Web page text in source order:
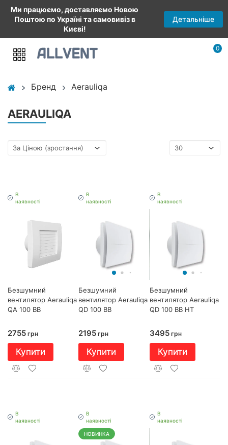
Ми працюємо, доставляємо Новою
Поштою по Україні та самовивіз в
Києві!
Детальніше
0
Бренд Aerauliqa
AERAULIQA
В
наявності
Безшумний
вентилятор Aerauliqa
QA 100 BB
2755 грн
Купити
В
наявності
Безшумний
вентилятор Aerauliqa
QD 100 BB
2195 грн
Купити
В
наявності
Безшумний
вентилятор Aerauliqa
QD 100 BB HT
3495грн
Купити
В
наявності
В
наявності
НОВИНКА
В
наявності